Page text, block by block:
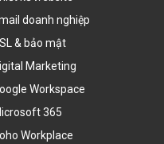
doanh nghiệp
& bảo mật
Marketing
Workspace
365
Workplace